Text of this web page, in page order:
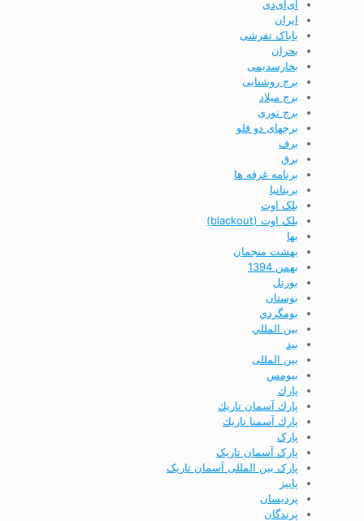
ای‌ای‌دی
ایران
باباک تفرشی
بحران
بخارسدیمی
برج روشنایی
برج ميلاد
برج نوری
برجهای دو قلو
برف
برق
برنامه غرفه ها
بريتانيا
بلک اوت
بلک اوت (blackout)
بها
بهشت منجمان
بهمن 1394
بورتل
بوستان
بومگردي
بين المللي
بید
بین المللی
بیومس
پارك
پارك آسمان تاريك
پارك آسمنا تاريك
پارک
پارک آسمان تاریک
پارک بین المللی آسمان تاریک
پاييز
پردیسان
پرندگان